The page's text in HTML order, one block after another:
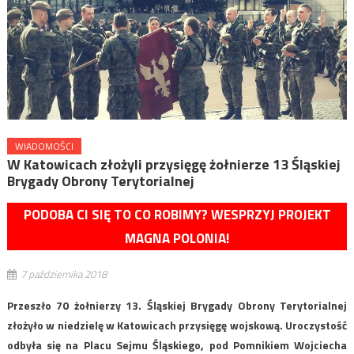
WIADOMOŚCI
W Katowicach złożyli przysięgę żołnierze 13 Śląskiej
Brygady Obrony Terytorialnej
PODOBA CI SIĘ TO CO ROBIMY? WESPRZYJ PROJEKT
MAGNA POLONIA!
7 października 2018
Przeszło 70 żołnierzy 13. Śląskiej Brygady Obrony Terytorialnej
złożyło w niedzielę w Katowicach przysięgę wojskową. Uroczystość
odbyła się na Placu Sejmu Śląskiego, pod Pomnikiem Wojciecha